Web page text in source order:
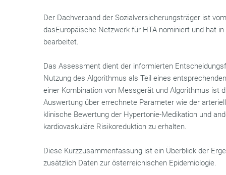
Der Dachverband der Sozialversicherungsträger ist
dasEuropäische Netzwerk für HTA nominiert und hat
bearbeitet.
Das Assessment dient der informierten
Nutzung des Algorithmus als Teil eines
einer Kombination von Messgerät und Algorithmus ist
Auswertung über errechnete Parameter wie der
klinische Bewertung der Hypertonie-Medikation und
kardiovaskuläre Risikoreduktion zu erhalten.
Diese Kurzzusammenfassung ist ein Überblick der
zusätzlich Daten zur österreichischen Epidemiologie.